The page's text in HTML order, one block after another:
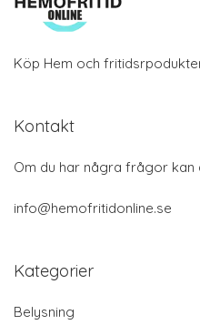
Köp Hem och
Kontakt
Om du har några frågor
info@hemofritidonline.se
Kategorier
Belysning